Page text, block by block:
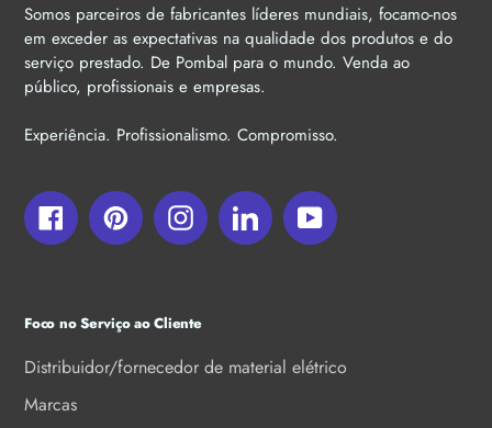
Somos parceiros de fabricantes líderes mundiais, focamo-nos
em exceder as expectativas na qualidade dos produtos e do
serviço prestado. De Pombal para o mundo. Venda ao
público, profissionais e empresas.
Experiência. Profissionalismo. Compromisso.
FacebookPinterestInstagramLinkedInYouTube
Foco no Serviço ao Cliente
Distribuidor/fornecedor de material elétrico
Marcas